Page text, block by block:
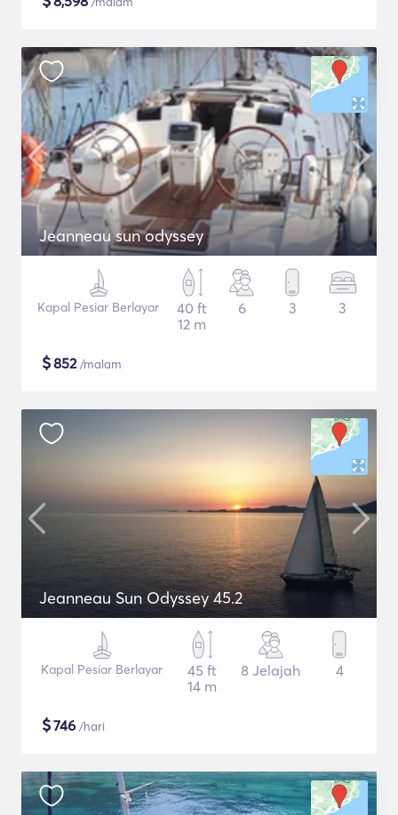
Jeanneau sun odyssey
Kapal Pesiar Berlayar
40 ft
12 m
6 3 3
$852/malam
Jeanneau Sun Odyssey 45.2
Kapal Pesiar Berlayar
45 ft
14 m
8 Jelajah 4
$746 /hari